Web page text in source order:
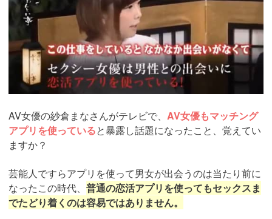
AV女優の紗倉まなさんがテレビで、 AV女優もマッチング
アプリを使っていると暴露し話題になったこと、覚えてい
ますか？
芸能人ですらアプリを使って男女が出会うのは当たり前に
なったこの時代、 普通の恋活アプリを使ってもセックスま
でたどり着くのは容易ではありません。